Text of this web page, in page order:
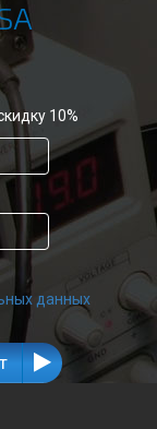
10%
данных